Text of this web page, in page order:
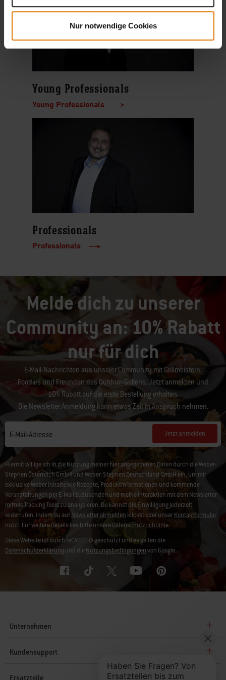
Nur notwendige Cookies
Young Professionals
Young Professionals
Professionals
Professionals
Melde dich zu unserer
Community an: 10% Rabatt
nur für dich
E-Mail-Nachrichten aus unserer Community mit Grillmeistern,
Foodies und Freunden des Outdoor-Grillens. Jetzt anmelden und
10% Rabatt auf die erste Bestellung erhalten.
Die Newsletter Anmeldung kann etwas Zeit in Anspruch nehmen.
E-Mail-Adresse Jetzt anmelden
Hiermit willige ich in die Nutzung meiner hier angegebenen Daten durch die Weber-
Stephen Österreich GmbH und Weber-Stephen Deutschland GmbH ein, um mir
exklusive Weber Inhalte wie Rezepte, Produktinformationen und kommende
Veranstaltungen per E-Mail zuzusenden und meine Interaktion mit dem Newsletter
mittels Tracking Tools zu analysieren. Du kannst die Einwilligung jederzeit
widerrufen, indem du aufNewsletter abmelden klickst oder unserKontaktformular
nutzt. Für weitere Details lies bitte unsereDatenschutzrichtlinie.
Diese Website ist durch reCAPTCHA geschützt und es gelten die
Datenschutzerklärungund dieNutzungsbedingungenvon Google.
Unternehmen
Kundensupport
Ersatzteile